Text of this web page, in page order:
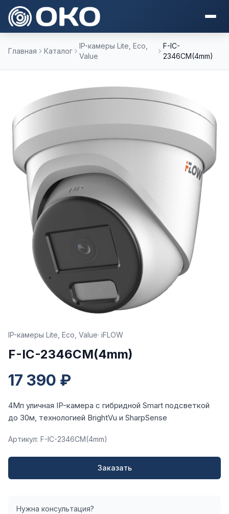
Главная Каталог
IP-камеры Lite, Eco,
Value
F-IC-
2346CM(4mm)
IP-камеры Lite, Eco, Value· iFLOW
F-IC-2346CM(4mm)
17 390 ₽
4Мп уличная IP-камера с гибридной Smart подсветкой
до 30м, технологией BrightVu и SharpSense
Артикул: F-IC-2346CM(4mm)
Заказать
Нужна консультация?